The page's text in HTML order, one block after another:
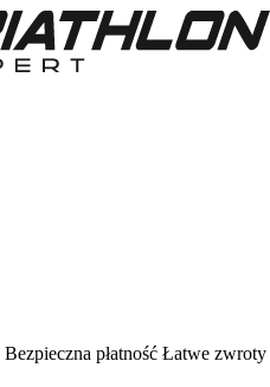
Bezpieczna płatność Łatwe zwroty